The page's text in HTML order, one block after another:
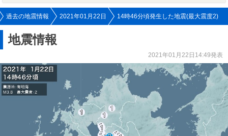
過去の地震情報 2021年01月22日 14時46分頃発生した地震(最大震度2)
地震情報
2021年01月22日14:49発表